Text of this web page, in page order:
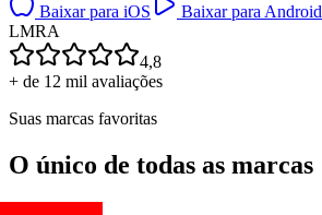
Baixar para iOS
Baixar para Android
LMRA
4,8
+ de 12 mil avaliações
Suas marcas favoritas
O único de todas as marcas